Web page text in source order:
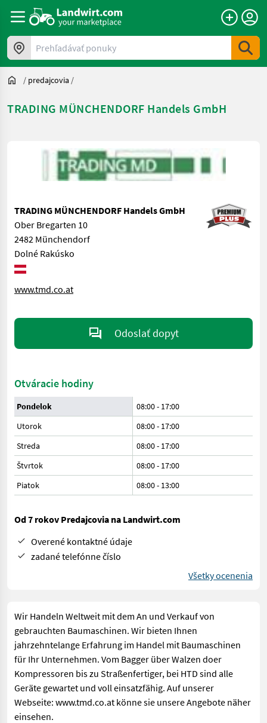
Prehľadávať ponuky
/ predajcovia /
TRADING MÜNCHENDORF Handels GmbH
TRADING MÜNCHENDORF Handels GmbH
Ober Bregarten 10
2482 Münchendorf
Dolné Rakúsko
www.tmd.co.at
Odoslať dopyt
Otváracie hodiny
Pondelok 08:00- 17:00
Utorok
08:00- 17:00
Streda
08:00- 17:00
Štvrtok
08:00- 17:00
Piatok
08:00- 13:00
Od 7 rokov Predajcovia na Landwirt.com
Overené kontaktné údaje
zadané telefónne číslo
Všetky ocenenia
Wir Handeln Weltweit mit dem An und Verkauf von
gebrauchten Baumaschinen. Wir bieten Ihnen
jahrzehntelange Erfahrung im Handel mit Baumaschinen
für Ihr Unternehmen. Vom Bagger über Walzen doer
Kompressoren bis zu Straßenfertiger, bei HTD sind alle
Geräte gewartet und voll einsatzfähig. Auf unserer
Webseite: www.tmd.co.at könne sie unsere Angebote näher
einsehen.